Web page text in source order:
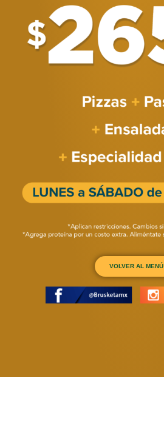
VOLVER AL MENÚ